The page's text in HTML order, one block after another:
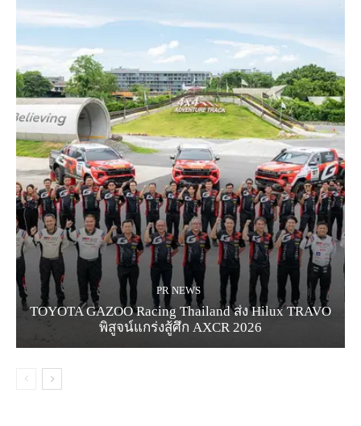
PR NEWS
TOYOTA GAZOO Racing Thailand ส่ง Hilux TRAVO
พิสูจน์แกร่งสู้ศึก AXCR 2026